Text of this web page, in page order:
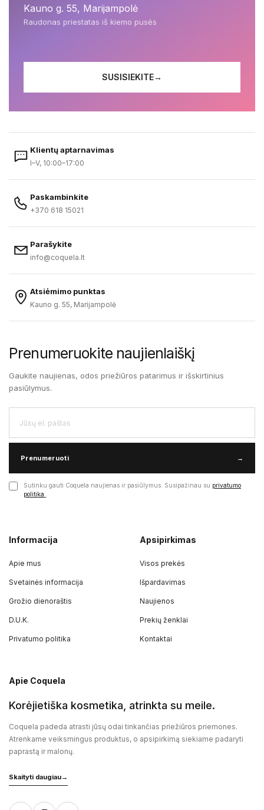
Kauno g. 55, Marijampolė
Raudonas priestatas iš kiemo pusės
SUSISIEKITE→
Klientų aptarnavimas
I–V, 10:00–17:00
Paskambinkite
+370 618 15021
Parašykite
info@coquela.lt
Atsiėmimo punktas
Kauno g. 55, Marijampolė
Prenumeruokite naujienlaiškį
Gaukite naujienas, odos priežiūros patarimus ir išskirtinius
pasiūlymus.
Prenumeruoti →
Sutinku gauti Coquela naujienas ir pasiūlymus. Susipažinau su privatumo
politika
Informacija
Apie mus
Svetainės informacija
Grožio dienoraštis
D.U.K.
Privatumo politika
Apsipirkimas
Visos prekės
Išpardavimas
Naujienos
Prekių ženklai
Kontaktai
Apie Coquela
Korėjietiška kosmetika, atrinkta su meile.
Coquela padeda atrasti jūsų odai tinkančias priežiūros priemones.
Atrenkame veiksmingus produktus, o apsipirkimą siekiame padaryti
paprastą ir malonų.
Skaityti daugiau→